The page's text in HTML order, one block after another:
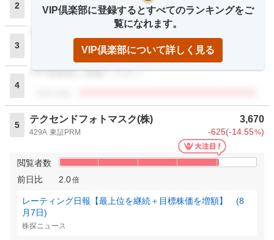
2
閲覧者数
3
4
VIP倶楽部に登録ください
5
テクセンドフォトマスク(株) 3,670
429A 東証PRM -625(-14.55%)
閲覧者数
前日比
2.0倍
レーティング日報【最上位を継続＋目標株価を増額】 (8
月7日)
株探ニュース
VIP倶楽部に登録するとすべてのランキングをご
覧になれます。
VIP倶楽部について詳しく見る